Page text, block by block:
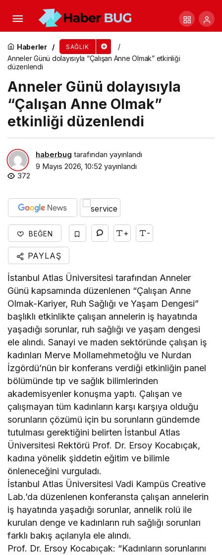
Haberler SAĞLIK
Anneler Günü dolayısıyla “Çalışan Anne Olmak” etkinliği
düzenlendi
Anneler Günü dolayısıyla
“Çalışan Anne Olmak”
etkinliği düzenlendi
haberbug tarafından yayınlandı
9 Mayıs 2026, 10:52 yayınlandı
372
BEĞEN + -
PAYLAŞ
İstanbul Atlas Üniversitesi tarafından Anneler
Günü kapsamında düzenlenen “Çalışan Anne
Olmak-Kariyer, Ruh Sağlığı ve Yaşam Dengesi”
başlıklı etkinlikte çalışan annelerin iş hayatında
yaşadığı sorunlar, ruh sağlığı ve yaşam dengesi
ele alındı. Sanayi ve maden sektöründe çalışan iş
kadınları Merve Mollamehmetoğlu ve Nurdan
İzgördü’nün bir konferans verdiği etkinliğin panel
bölümünde tıp ve sağlık bilimlerinden
akademisyenler konuşma yaptı. Çalışan ve
çalışmayan tüm kadınların karşı karşıya olduğu
sorunların çözümü için bu sorunların gündemde
tutulması gerektiğini belirten İstanbul Atlas
Üniversitesi Rektörü Prof. Dr. Ersoy Kocabıçak,
kadına yönelik şiddetin eğitim ve bilimle
önleneceğini vurguladı.
İstanbul Atlas Üniversitesi Vadi Kampüs Creative
Lab.’da düzenlenen konferansta çalışan annelerin
iş hayatında yaşadığı sorunlar, annelik rolü ile
kurulan denge ve kadınların ruh sağlığı sorunları
farklı bakış açılarıyla ele alındı.
Prof. Dr. Ersoy Kocabıçak: “Kadınların sorunlarını
Yemeği kesmek depresyona sürüklüyor!